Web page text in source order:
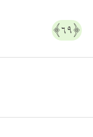
﴿٦٩﴾